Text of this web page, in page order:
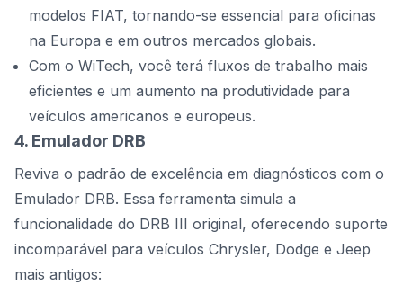
modelos FIAT, tornando-se essencial para oficinas
na Europa e em outros mercados globais.
Com o WiTech, você terá fluxos de trabalho mais
eficientes e um aumento na produtividade para
veículos americanos e europeus.
4. Emulador DRB
Reviva o padrão de excelência em diagnósticos com o
Emulador DRB. Essa ferramenta simula a
funcionalidade do DRB III original, oferecendo suporte
incomparável para veículos Chrysler, Dodge e Jeep
mais antigos: